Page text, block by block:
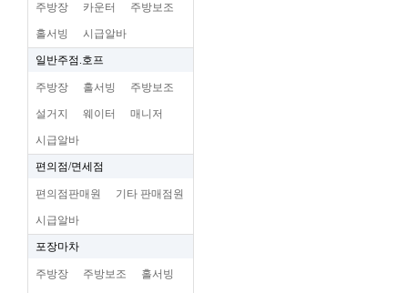
주방장 카운터 주방보조
홀서빙 시급알바
일반주점.호프
주방장 홀서빙 주방보조
설거지 웨이터 매니저
시급알바
편의점/면세점
편의점판매원 기타 판매점원
시급알바
포장마차
주방장 주방보조 홀서빙